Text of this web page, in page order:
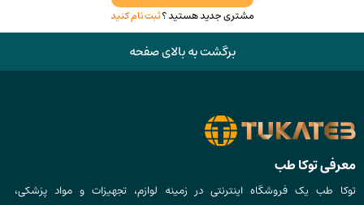
مشتری جدید هستید ؟ثبت نام کنید
برگشت به بالای صفحه
معرفی توکا طب
توکا طب یک فروشگاه اینترنتی در زمینه لوازم، تجهیزات و مواد پزشکی،